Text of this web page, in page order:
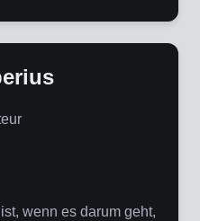
wenn es darum geht,